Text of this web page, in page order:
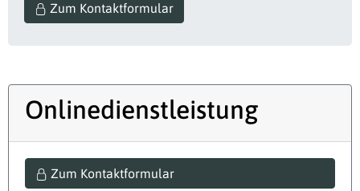
Zum Kontaktformular
Onlinedienstleistung
Zum Kontaktformular